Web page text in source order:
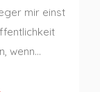
mir einst
wenn…